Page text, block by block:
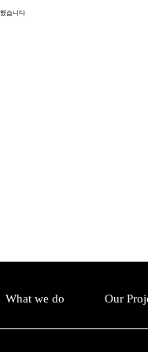
습니다
What we do Our